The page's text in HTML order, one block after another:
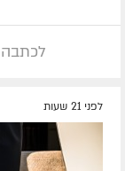
לכתבה
לפני 21 שעות